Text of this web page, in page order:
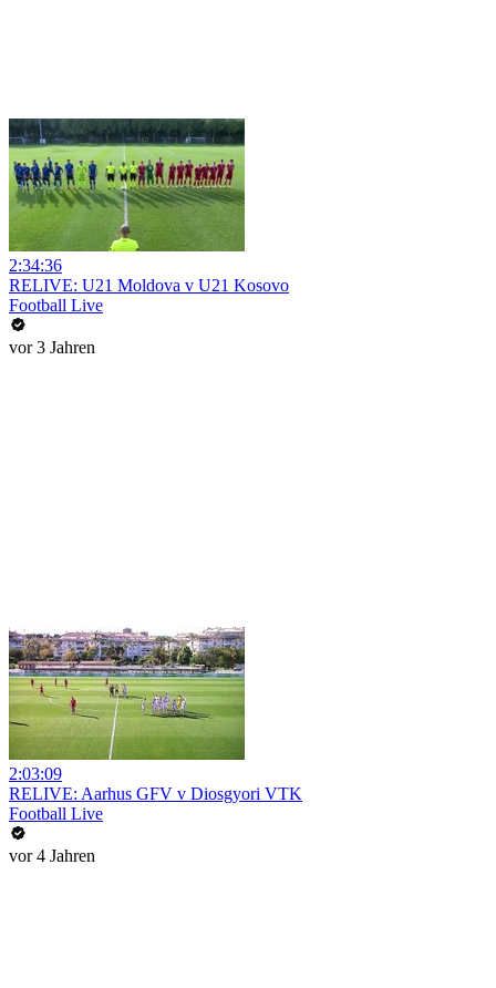
2:34:36
RELIVE: U21 Moldova v U21 Kosovo
Football Live
vor 3 Jahren
2:03:09
RELIVE: Aarhus GFV v Diosgyori VTK
Football Live
vor 4 Jahren